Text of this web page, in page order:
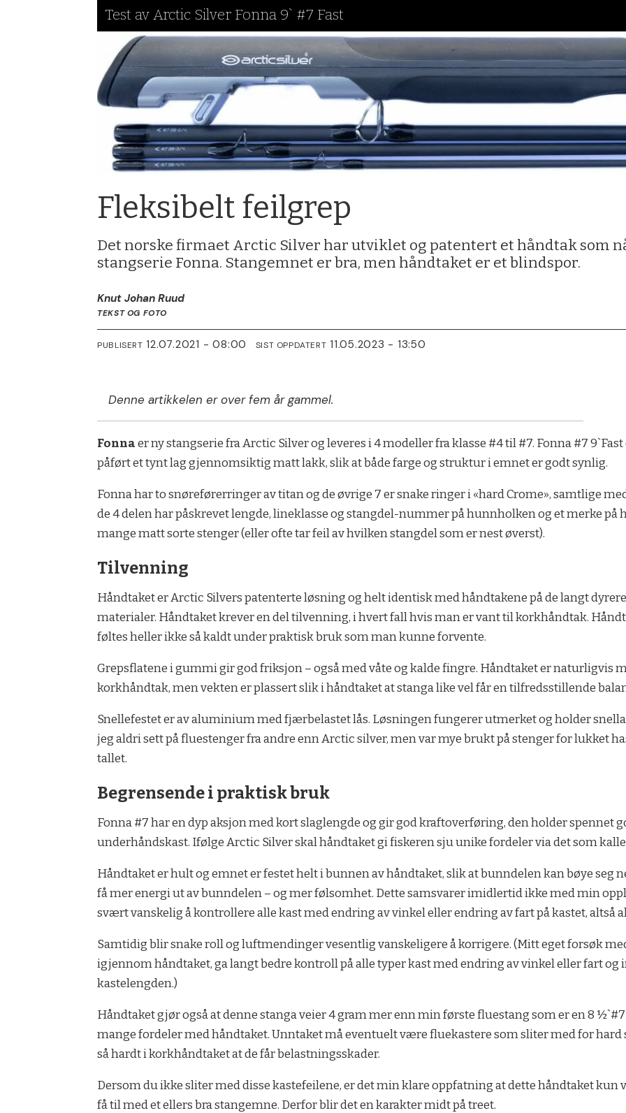
Test av Arctic Silver Fonna 9` #7 Fast
Fleksibelt feilgrep
Det norske firmaet Arctic Silver har utviklet og patentert et håndtak som
stangserie Fonna. Stangemnet er bra, men håndtaket er et blindspor.
Knut Johan Ruud
TEKST OG FOTO
PUBLISERT 12.07.2021 - 08:00 SIST OPPDATERT 11.05.2023 - 13:50
Denne artikkelen er over fem år gammel.
Fonnaer ny stangserie fra Arctic Silver og leveres i 4 modeller fra klasse #4 til #7. Fonna #7
påført et tynt lag gjennomsiktig matt lakk, slik at både farge og struktur i emnet er godt synlig.
Fonna har to snøreførerringer av titan og de øvrige 7 er snake ringer i «hard Crome», samtlige
de 4 delen har påskrevet lengde, lineklasse og stangdel-nummer på hunnholken og et merke
mange matt sorte stenger (eller ofte tar feil av hvilken stangdel som er nest øverst).
Tilvenning
Håndtaket er Arctic Silvers patenterte løsning og helt identisk med håndtakene på de langt
materialer. Håndtaket krever en del tilvenning, i hvert fall hvis man er vant til korkhåndtak.
føltes heller ikke så kaldt under praktisk bruk som man kunne forvente.
Grepsflatene i gummi gir god friksjon – også med våte og kalde fingre. Håndtaket er naturligvis
korkhåndtak, men vekten er plassert slik i håndtaket at stanga like vel får en tilfredsstillende
Snellefestet er av aluminium med fjærbelastet lås. Løsningen fungerer utmerket og holder
jeg aldri sett på fluestenger fra andre enn Arctic silver, men var mye brukt på stenger for lukket
tallet.
Begrensende i praktisk bruk
Fonna #7 har en dyp aksjon med kort slaglengde og gir god kraftoverføring, den holder spennet
underhåndskast. Ifølge Arctic Silver skal håndtaket gi fiskeren sju unike fordeler via det som
Håndtaket er hult og emnet er festet helt i bunnen av håndtaket, slik at bunndelen kan bøye seg
få mer energi ut av bunndelen – og mer følsomhet. Dette samsvarer imidlertid ikke med min
svært vanskelig å kontrollere alle kast med endring av vinkel eller endring av fart på kastet, altså
Samtidig blir snake roll og luftmendinger vesentlig vanskeligere å korrigere. (Mitt eget forsøk
igjennom håndtaket, ga langt bedre kontroll på alle typer kast med endring av vinkel eller fart og
kastelengden.)
Håndtaket gjør også at denne stanga veier 4 gram mer enn min første fluestang som er en 8 ½`#7
mange fordeler med håndtaket. Unntaket må eventuelt være fluekastere som sliter med for hard
så hardt i korkhåndtaket at de får belastningsskader.
Dersom du ikke sliter med disse kastefeilene, er det min klare oppfatning at dette håndtaket
få til med et ellers bra stangemne. Derfor blir det en karakter midt på treet.